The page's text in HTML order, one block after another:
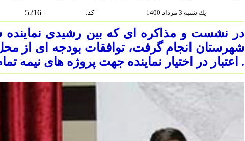
5216 :كد يك شنبه 3 مرداد 1400
در نشست و مذاکره ای که بین رشیدی نماینده
شهرستان انجام گرفت، توافقات بودجه ای از
. اعتبار در اختیار نماینده جهت پروژه های